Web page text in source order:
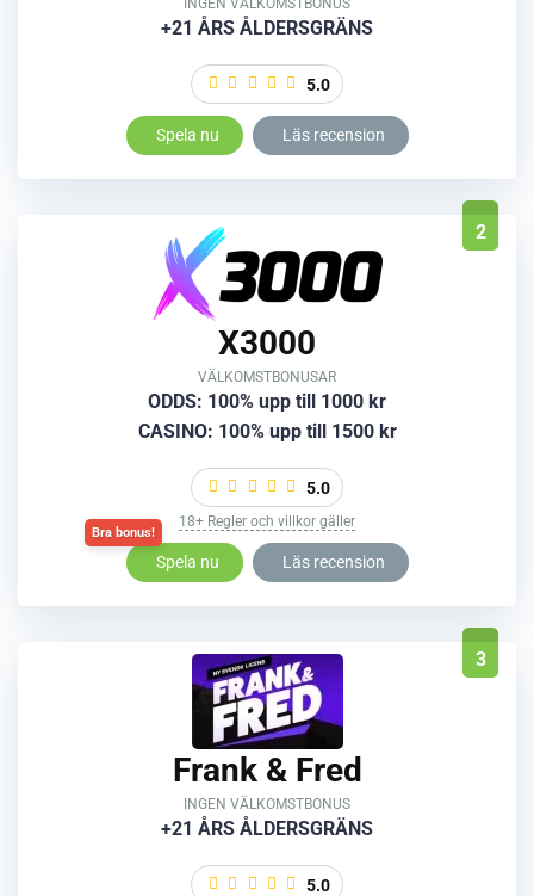
INGEN VÄLKOMSTBONUS
+21 ÅRS ÅLDERSGRÄNS
5.0
Spela nu Läs recension
2
X3000
VÄLKOMSTBONUSAR
ODDS: 100% upp till 1000 kr
CASINO: 100% upp till 1500 kr
5.0
18+ Regler och villkor gäller
Spela nu Läs recension
3
Frank & Fred
INGEN VÄLKOMSTBONUS
+21 ÅRS ÅLDERSGRÄNS
5.0